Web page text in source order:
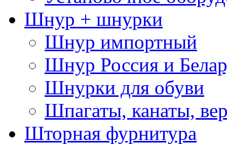
Шнур + шнурки
Шнур импортный
Шнур Россия и
Шнурки для обуви
Шпагаты, канаты,
Шторная фурнитура